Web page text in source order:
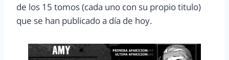
de los 15 tomos (cada uno con su propio titulo)
que se han publicado a día de hoy.